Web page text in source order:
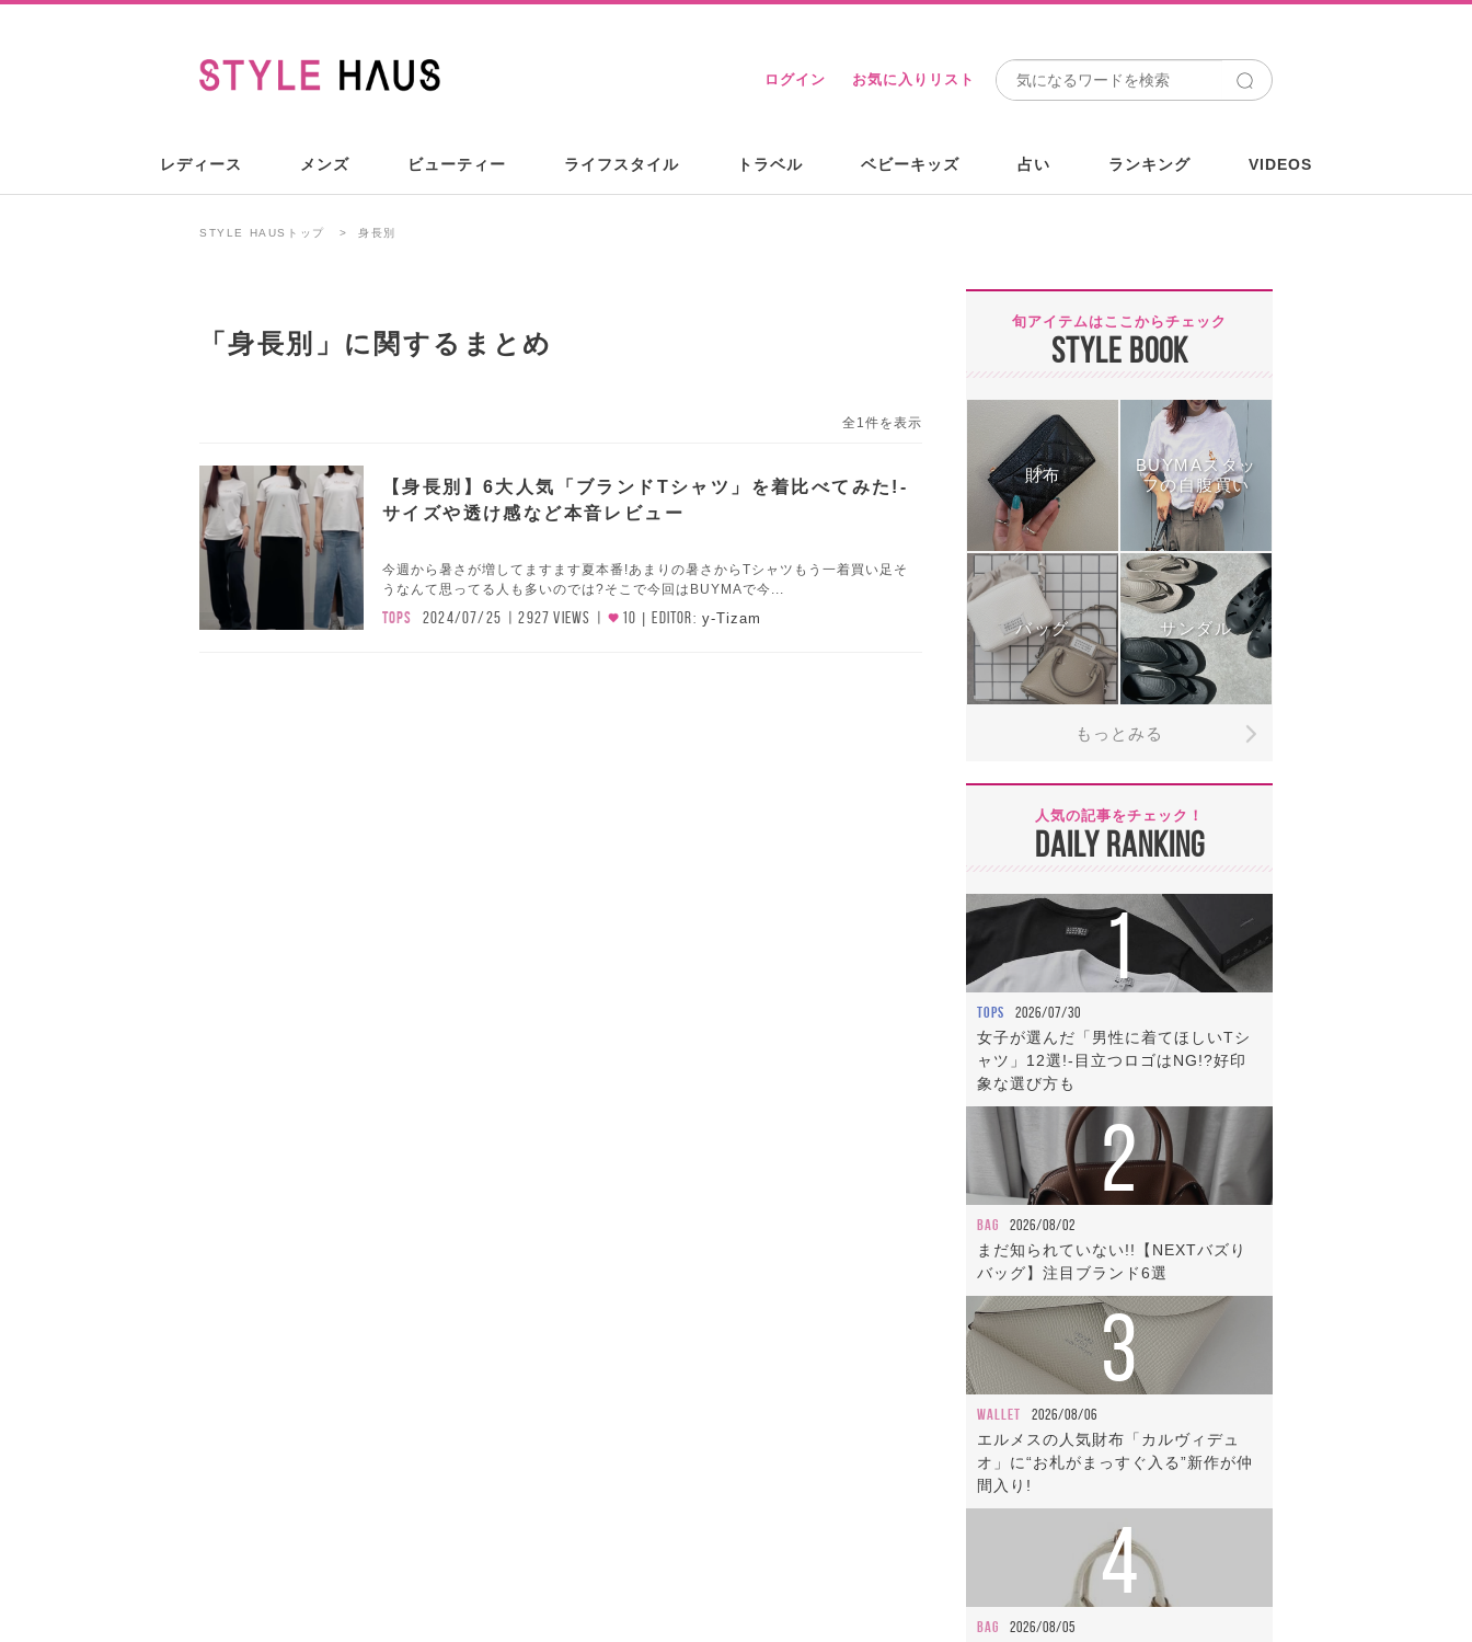
ログイン お気に入りリスト
レディース メンズ ビューティー ライフスタイル トラベル ベビーキッズ 占い ランキング VIDEOS
STYLE HAUSトップ 身長別
「身長別 」に関するまとめ
全1件を表示
【身長別】6大人気「ブランドTシャツ」を着比べてみた!-
サイズや透け感など本音レビュー
今週から暑さが増してますます夏本番!あまりの暑さからTシャツもう一着買い足そ
うなんて思ってる人も多いのでは?そこで今回はBUYMAで今...
TOPS 2024/07/25 2927 VIEWS 10 EDITOR: y-Tizam
旬アイテムはここからチェック
STYLE BOOK
財布
BUYMAスタッ
フの自腹買い
バッグ サンダル
もっとみる
人気の記事をチェック！
DAILY RANKING
1
TOPS 2026/07/30
女子が選んだ「男性に着てほしいTシ
ャツ」12選!-目立つロゴはNG!?好印
象な選び方も
2
BAG 2026/08/02
まだ知られていない!!【NEXTバズり
バッグ】注目ブランド6選
3
WALLET 2026/08/06
エルメスの人気財布「カルヴィデュ
オ」に“お札がまっすぐ入る”新作が仲
間入り!
4
BAG 2026/08/05